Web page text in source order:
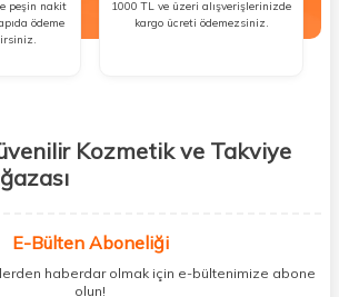
peşin nakit
ödeme
1000 TL ve üzeri alışverişlerinizde
kargo ücreti ödemezsiniz.
Kozmetik ve Takviye
edici gıda ürünlerini sizlerle
mağaza dolaşmanıza gerek yok;
tek bir çatı altında topluyor ve kapınıza kadar
E-Bülten Aboneliği
haberdar olmak için e-bültenimize abone
olun!